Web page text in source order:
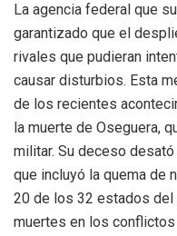
La agencia federal que
garantizado que el
rivales que pudieran
causar disturbios. Esta
de los recientes
la muerte de Oseguera,
militar. Su deceso
que incluyó la quema de
20 de los 32 estados del
muertes en los